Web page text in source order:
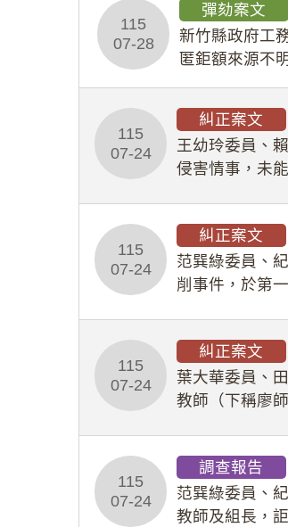
115
07-28
彈劾案文
新竹縣政府工
匿鉅額來源不
115
07-24
糾正案文
王幼玲委員、
侵害情事，未
115
07-24
糾正案文
范巽綠委員、
削事件，於第
115
07-24
糾正案文
葉大華委員、
教師（下稱廖
115
07-24
調查報告
范巽綠委員、
教師及組長，